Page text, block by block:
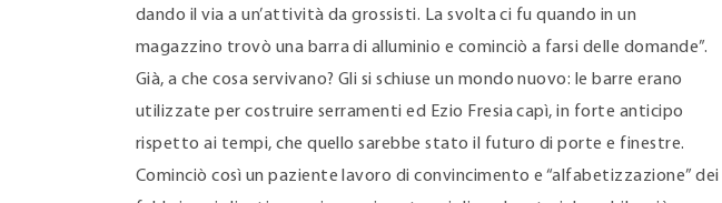
dando il via a un’attività da grossisti. La svolta ci fu quando in un
magazzino trovò una barra di alluminio e cominciò a farsi delle domande”.
Già, a che cosa servivano? Gli si schiuse un mondo nuovo: le barre erano
utilizzate per costruire serramenti ed Ezio Fresia capì, in forte anticipo
rispetto ai tempi, che quello sarebbe stato il futuro di porte e finestre.
Cominciò così un paziente lavoro di convincimento e “alfabetizzazione” dei